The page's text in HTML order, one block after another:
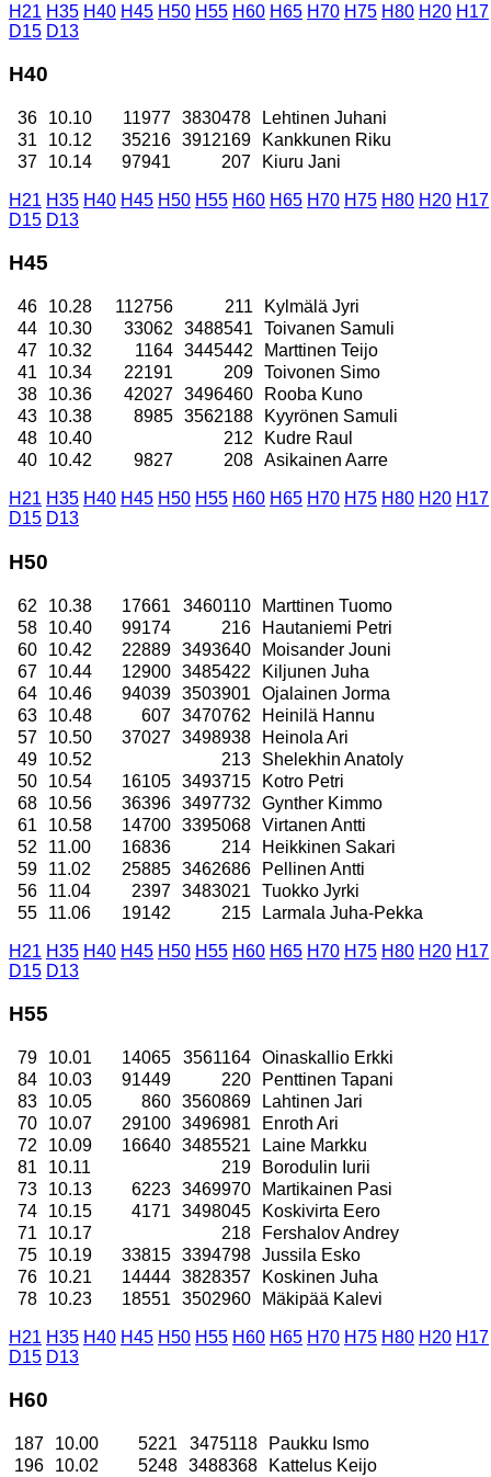
H21 H35 H40 H45 H50 H55 H60 H65 H70 H75 H80 H20 H17
D15 D13
H40
36 10.10 11977 3830478
Lehtinen Juhani
31
10.12 35216 3912169
Kankkunen Riku
37
10.14 97941 207 Kiuru Jani
H21 H35 H40 H45 H50 H55 H60 H65 H70 H75 H80 H20 H17
D15 D13
H45
46 10.28 112756 211
Kylmälä Jyri
44
10.30 33062 3488541
Toivanen Samuli
47
10.32 1164 3445442
Marttinen Teijo
41
10.34 22191 209 Toivonen Simo
38
10.36 42027 3496460
Rooba Kuno
43
10.38 8985 3562188
Kyyrönen Samuli
48
10.40 212
Kudre Raul
40
10.42 9827 208 Asikainen Aarre
H21 H35 H40 H45 H50 H55 H60 H65 H70 H75 H80 H20 H17
D15 D13
H50
62 10.38 17661 3460110
Marttinen Tuomo
58
10.40 99174 216
Hautaniemi Petri
60
10.42 22889 3493640
Moisander Jouni
67
10.44 12900 3485422
Kiljunen Juha
64
10.46 94039 3503901
Ojalainen Jorma
63
10.48 607 3470762
Heinilä Hannu
57
10.50 37027 3498938
Heinola Ari
49
10.52 213
Shelekhin Anatoly
50
10.54 16105 3493715
Kotro Petri
68
10.56 36396 3497732
Gynther Kimmo
61
10.58 14700 3395068 Virtanen Antti
52
11.00 16836 214
Heikkinen Sakari
59
11.02 25885 3462686
Pellinen Antti
56
11.04 2397 3483021
Tuokko Jyrki
55
11.06 19142 215 Larmala Juha-Pekka
H21 H35 H40 H45 H50 H55 H60 H65 H70 H75 H80 H20 H17
D15 D13
H55
79 10.01 14065 3561164 Oinaskallio Erkki
84
10.03 91449 220
Penttinen Tapani
83
10.05 860 3560869
Lahtinen Jari
70
10.07 29100 3496981
Enroth Ari
72
10.09 16640 3485521
Laine Markku
81
10.11 219
Borodulin Iurii
73
10.13 6223 3469970
Martikainen Pasi
74
10.15 4171 3498045
Koskivirta Eero
71
10.17 218
Fershalov Andrey
75
10.19 33815 3394798 Jussila Esko
76
10.21 14444 3828357
Koskinen Juha
78
10.23 18551 3502960 Mäkipää Kalevi
H21 H35 H40 H45 H50 H55 H60 H65 H70 H75 H80 H20 H17
D15 D13
H60
187 10.00 5221 3475118
Paukku Ismo
196
10.02 5248 3488368
Kattelus Keijo